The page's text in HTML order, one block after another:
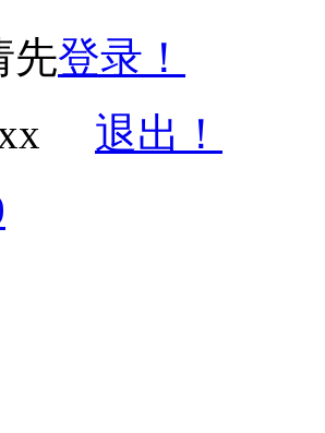
先登录！
退出！